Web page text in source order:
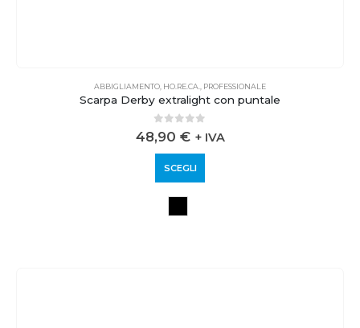
ABBIGLIAMENTO, HO.RE.CA., PROFESSIONALE
Scarpa Derby extralight con puntale
0out of 5
48,90 € + IVA
SCEGLI